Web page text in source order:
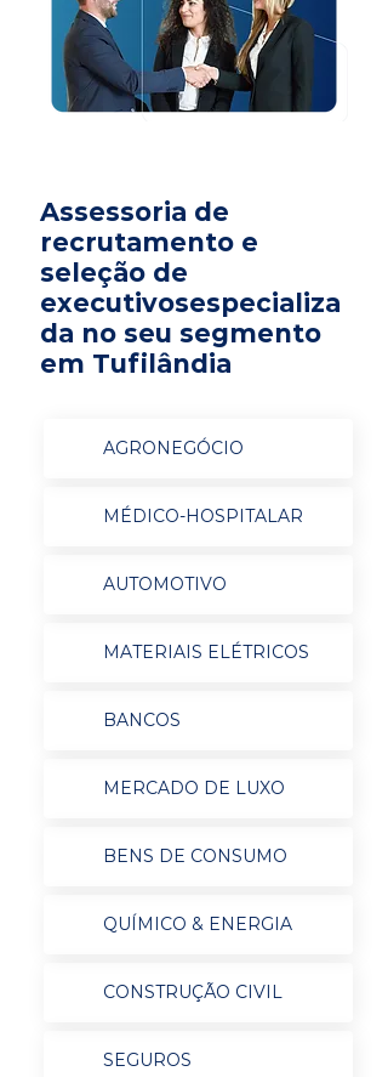
Assessoria de
recrutamento e
seleção de
executivosespecializa
da no seu segmento
em Tufilândia
AGRONEGÓCIO
MÉDICO-HOSPITALAR
AUTOMOTIVO
MATERIAIS ELÉTRICOS
BANCOS
MERCADO DE LUXO
BENS DE CONSUMO
QUÍMICO & ENERGIA
CONSTRUÇÃO CIVIL
SEGUROS